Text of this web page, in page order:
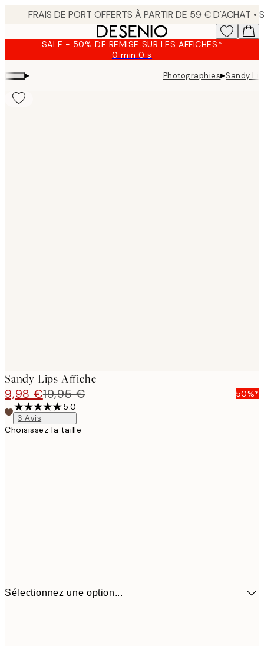
content.SALE - 50% DE REMISE SUR LES AFFICHES*
0 min0 s
Valable
jusqu'au
▸ Photographies▸Sandy
Sandy Lips Affiche
9,98 €19,95 €
50%*
5.0
3 Avis
Choisissez la taille
Sélectionnez une option...